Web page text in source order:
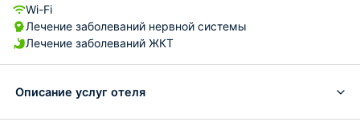
Wi-Fi
Лечение заболеваний нервной системы
Лечение заболеваний ЖКТ
Описание услуг отеля